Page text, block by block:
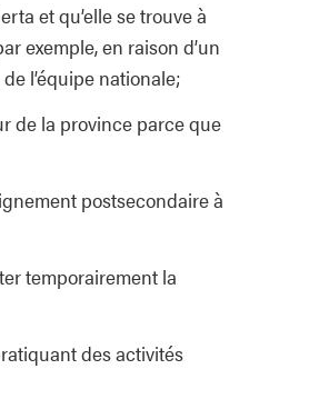
et qu’elle se trouve à
exemple, en raison d’un
l’équipe nationale;
de la province parce que
postsecondaire à
temporairement la
des activités